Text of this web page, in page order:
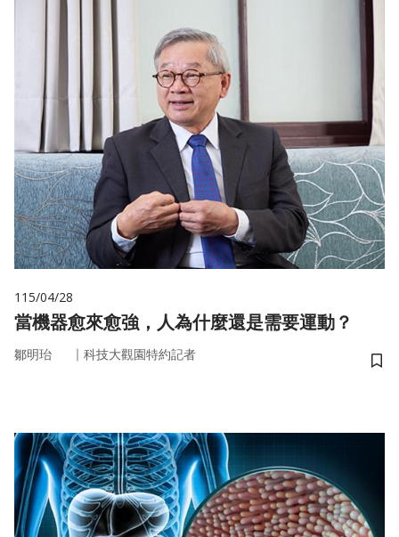
115/04/28
當機器愈來愈強，人為什麼還是需要運動？
鄒明珆 ｜ 科技大觀園特約記者
儲